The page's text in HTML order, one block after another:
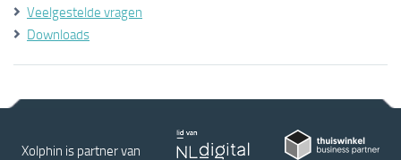
Veelgestelde vragen
Downloads
Xolphin is partner van